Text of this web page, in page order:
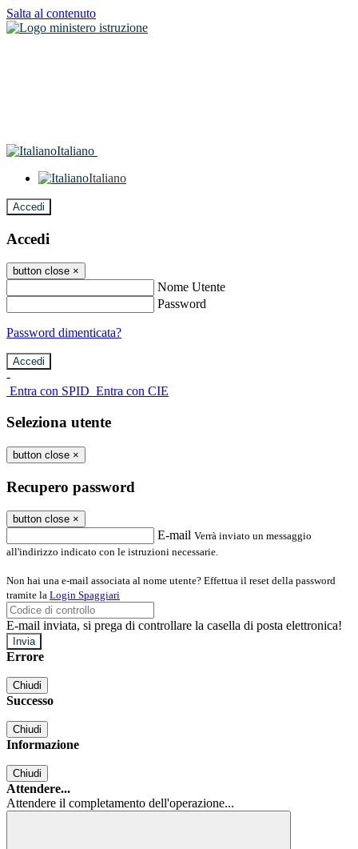
Salta al contenuto
Italiano
Italiano
Accedi
Accedi
button close ×
Nome Utente
Password
Password dimenticata?
-
Entra con SPID Entra con CIE
Seleziona utente
button close ×
Recupero password
button close ×
E-mail Verrà inviato un messaggio
all'indirizzo indicato con le istruzioni necessarie.
Non hai una e-mail associata al nome utente? Effettua il reset della password
tramite la Login Spaggiari
E-mail inviata, si prega di controllare la casella di posta elettronica!
Errore
Chiudi
Successo
Chiudi
Informazione
Chiudi
Attendere...
Attendere il completamento dell'operazione...